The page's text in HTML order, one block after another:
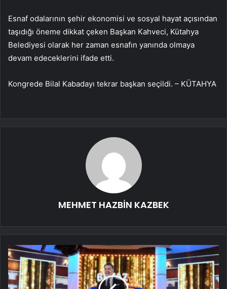
Esnaf odalarının şehir ekonomisi ve sosyal hayat açısından
taşıdığı öneme dikkat çeken Başkan Kahveci, Kütahya
Belediyesi olarak her zaman esnafın yanında olmaya
devam edeceklerini ifade etti.
Kongrede Bilal Kabadayı tekrar başkan seçildi. – KÜTAHYA
MEHMET HAZBİN KAZBEK